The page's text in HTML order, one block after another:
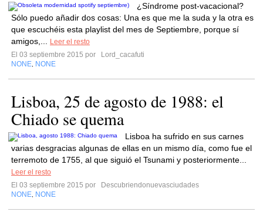
¿Síndrome post-vacacional?
Sólo puedo añadir dos cosas: Una es que me la suda y la otra es
que escuchéis esta playlist del mes de Septiembre, porque sí
amigos,...
Leer el resto
El 03 septiembre 2015 por
Lord_cacafuti
NONE NONE
Lisboa, 25 de agosto de 1988: el
Chiado se quema
Lisboa ha sufrido en sus carnes
varias desgracias algunas de ellas en un mismo día, como fue el
terremoto de 1755, al que siguió el Tsunami y posteriormente...
Leer el resto
El 03 septiembre 2015 por
Descubriendonuevasciudades
NONE NONE